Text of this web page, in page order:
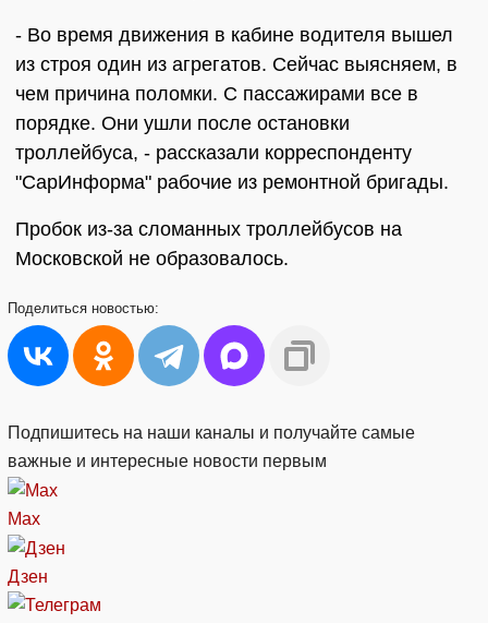
- Во время движения в кабине водителя вышел
из строя один из агрегатов. Сейчас выясняем, в
чем причина поломки. С пассажирами все в
порядке. Они ушли после остановки
троллейбуса, - рассказали корреспонденту
"СарИнформа" рабочие из ремонтной бригады.
Пробок из-за сломанных троллейбусов на
Московской не образовалось.
Поделиться новостью:
Подпишитесь на наши каналы и получайте самые
важные и интересные новости первым
Max
Дзен